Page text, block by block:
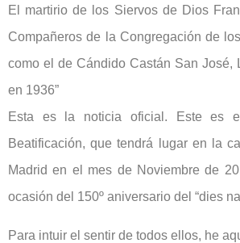
El martirio de los Siervos de Dios
Compañeros de la Congregación de
como el de Cándido Castán San José,
en 1936”
Esta es la noticia oficial. Este es
Beatificación, que tendrá lugar en la
Madrid en el mes de Noviembre de
ocasión del 150º aniversario del “dies
Para intuir el sentir de todos ellos, he